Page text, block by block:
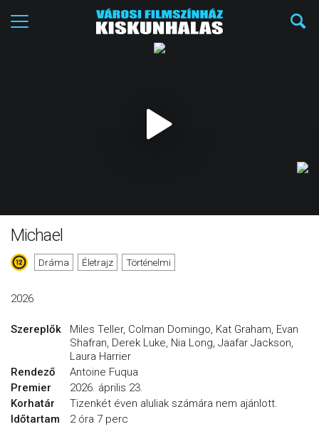
Michael
Dráma Életrajz Történelmi
2026
Szereplők
Miles Teller, Colman Domingo, Kat Graham, Evan
Shafran, Derek Luke, Nia Long, Jaafar Jackson,
Laura Harrier
Rendező
Antoine Fuqua
Premier
2026. április 23.
Korhatár
Tizenkét éven aluliak számára nem ajánlott.
Időtartam
2 óra 7 perc